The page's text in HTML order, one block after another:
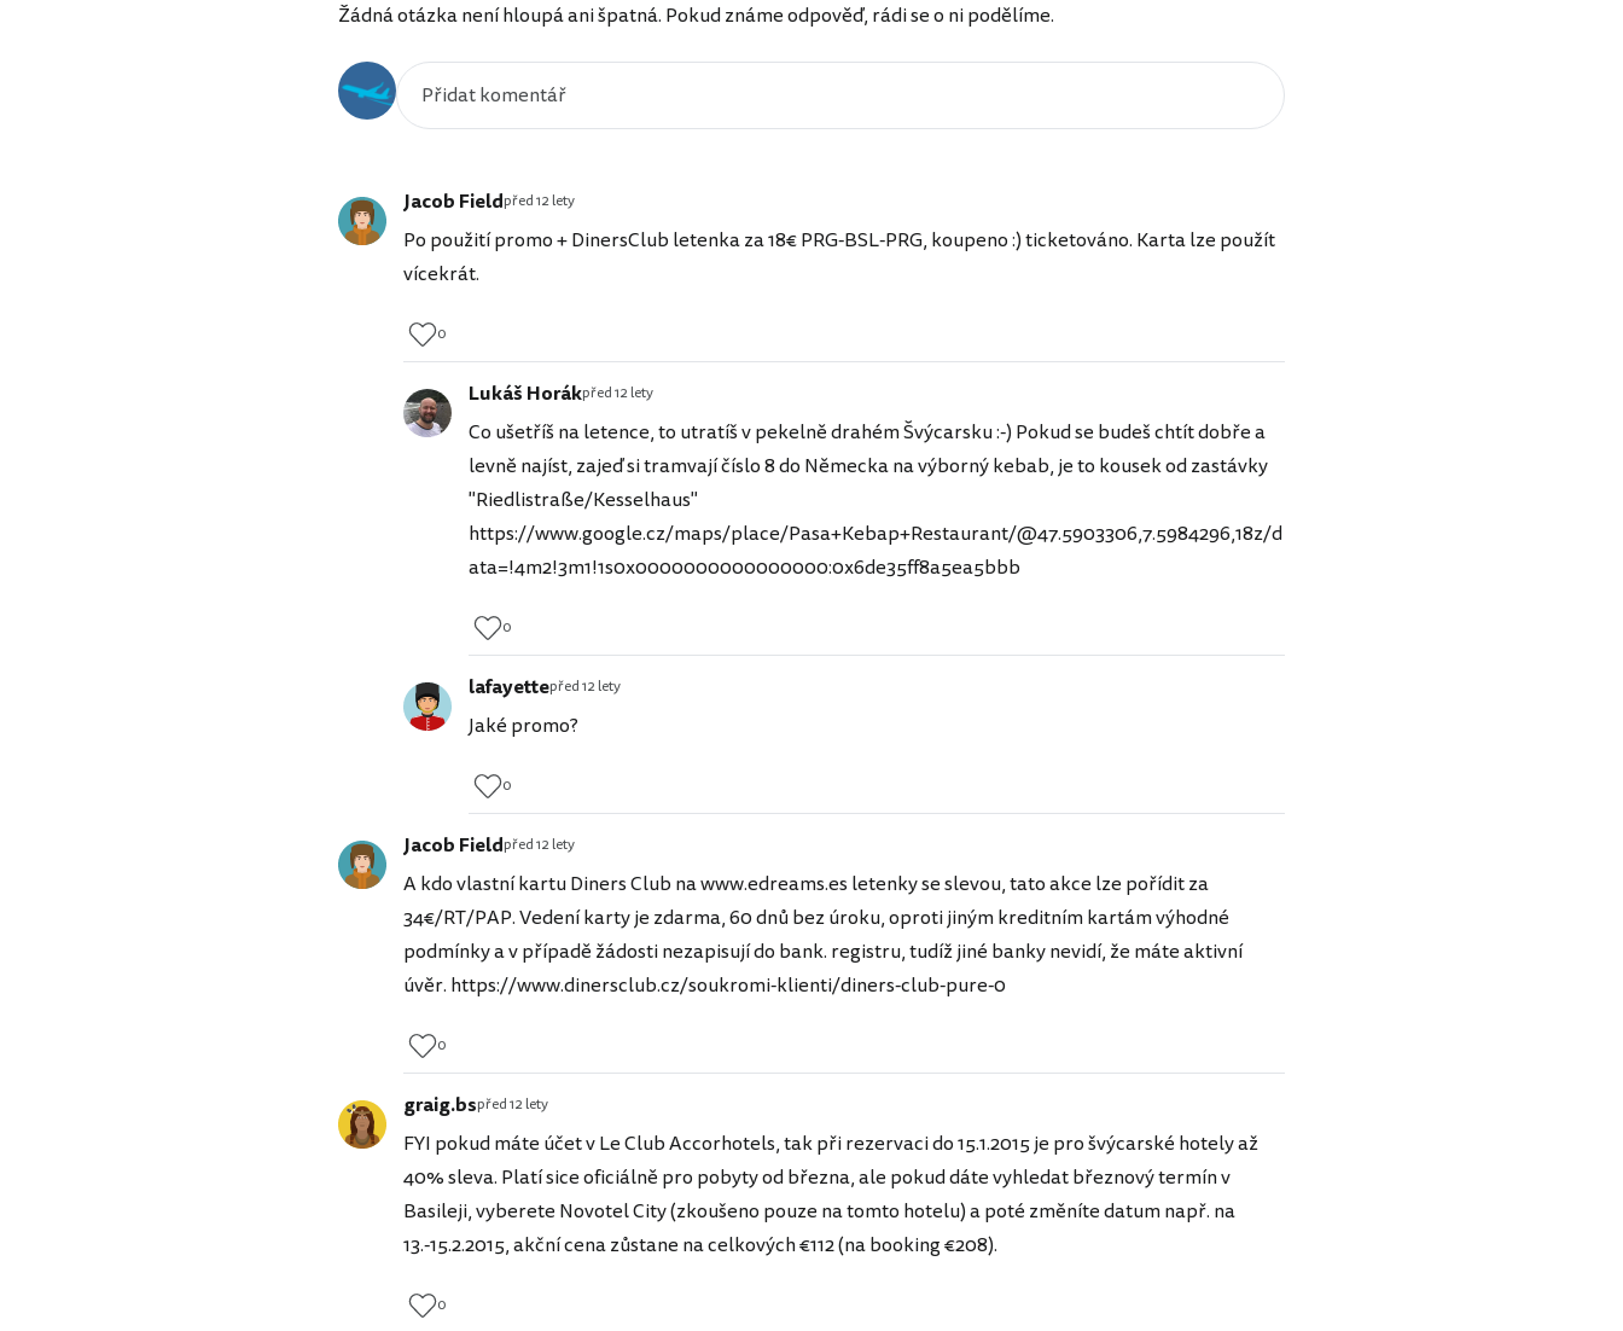
Žádná otázka není hloupá ani špatná. Pokud známe odpověď, rádi se o ni podělíme.
Jacob Fieldpřed 12 lety
Po použití promo + DinersClub letenka za 18€ PRG-BSL-PRG, koupeno :) ticketováno. Karta lze použít
vícekrát.
0
Lukáš Horákpřed 12 lety
Co ušetříš na letence, to utratíš v pekelně drahém Švýcarsku :-) Pokud se budeš chtít dobře a
levně najíst, zajeď si tramvají číslo 8 do Německa na výborný kebab, je to kousek od zastávky
"Riedlistraße/Kesselhaus"
https://www.google.cz/maps/place/Pasa+Kebap+Restaurant/@47.5903306,7.5984296,18z/d
ata=!4m2!3m1!1s0x0000000000000000:0x6de35ff8a5ea5bbb
0
lafayettepřed 12 lety
Jaké promo?
0
Jacob Fieldpřed 12 lety
A kdo vlastní kartu Diners Club na www.edreams.es letenky se slevou, tato akce lze pořídit za
34€/RT/PAP. Vedení karty je zdarma, 60 dnů bez úroku, oproti jiným kreditním kartám výhodné
podmínky a v případě žádosti nezapisují do bank. registru, tudíž jiné banky nevidí, že máte aktivní
úvěr. https://www.dinersclub.cz/soukromi-klienti/diners-club-pure-0
0
graig.bspřed 12 lety
FYI pokud máte účet v Le Club Accorhotels, tak při rezervaci do 15.1.2015 je pro švýcarské hotely až
40% sleva. Platí sice oficiálně pro pobyty od března, ale pokud dáte vyhledat březnový termín v
Basileji, vyberete Novotel City (zkoušeno pouze na tomto hotelu) a poté změníte datum např. na
13.-15.2.2015, akční cena zůstane na celkových €112 (na booking €208).
0